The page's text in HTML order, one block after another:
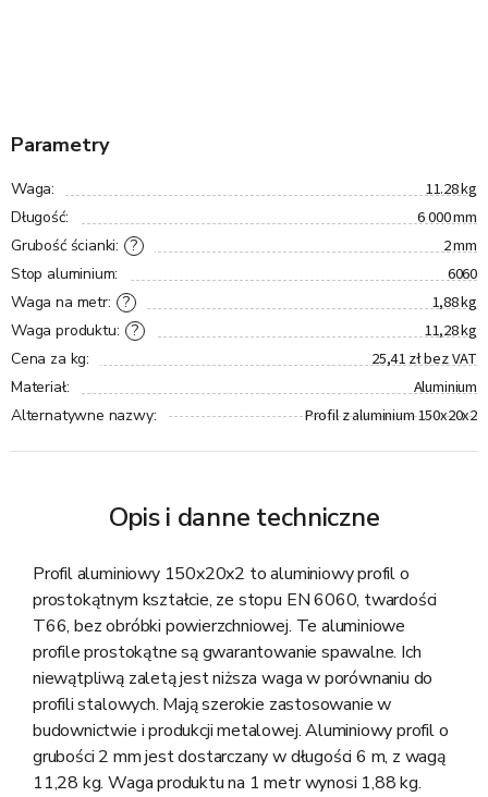
Parametry
Waga: 11.28 kg
Długość: 6 000 mm
?
Grubość ścianki: 2 mm
Stop aluminium: 6060
?
Waga na metr: 1,88 kg
?
Waga produktu: 11,28 kg
Cena za kg: 25,41 zł bez VAT
Materiał: Aluminium
Alternatywne nazwy: Profil z aluminium 150x20x2
Opis i danne techniczne
Profil aluminiowy 150x20x2 to aluminiowy profil o
prostokątnym kształcie, ze stopu EN 6060, twardości
T66, bez obróbki powierzchniowej. Te aluminiowe
profile prostokątne są gwarantowanie spawalne. Ich
niewątpliwą zaletą jest niższa waga w porównaniu do
profili stalowych. Mają szerokie zastosowanie w
budownictwie i produkcji metalowej. Aluminiowy profil o
grubości 2 mm jest dostarczany w długości 6 m, z wagą
11,28 kg. Waga produktu na 1 metr wynosi 1,88 kg.